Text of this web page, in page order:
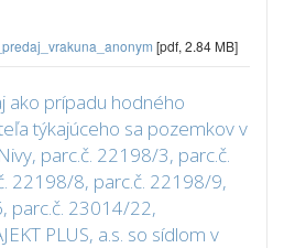
[pdf, 2.84 MB]
ako prípadu hodného
týkajúceho sa pozemkov v
parc.č. 22198/3, parc.č.
22198/8, parc.č. 22198/9,
parc.č. 23014/22,
PLUS, a.s. so sídlom v